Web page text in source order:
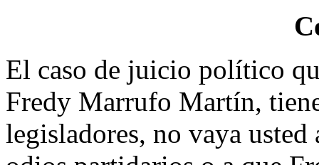
El caso de juicio político
Fredy Marrufo Martín,
legisladores, no vaya usted